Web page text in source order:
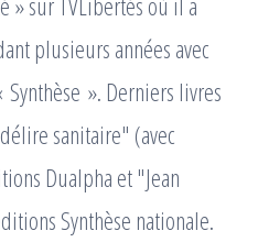
plusieurs années avec
». Derniers livres
sanitaire" (avec
Dualpha et "Jean
Synthèse nationale.